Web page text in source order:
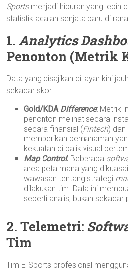
Sportsmenjadi hiburan yang lebih
statistik adalah senjata baru di
1.Analytics
Penonton (Metrik
Data yang disajikan di layar kini
sekadar skor.
Gold/KDA Difference: Metrik
penonton melihat secara
secara finansial (Fintech) dan
memberikan pemahaman
kekuatan di balik visual
Map Control: Beberapa
area peta mana yang
wawasan tentang strategi
dilakukan tim. Data ini
seperti analis, bukan sekadar
2. Telemetri:
Tim
Tim E-Sports profesional